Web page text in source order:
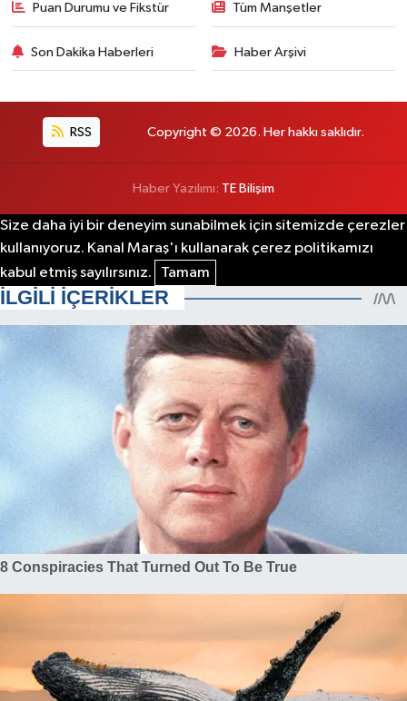
Puan Durumu ve Fikstür Tüm Manşetler
Son Dakika Haberleri Haber Arşivi
RSS Copyright © 2026. Her hakkı saklıdır.
Haber Yazılımı: TE Bilişim
Size daha iyi bir deneyim sunabilmek için sitemizde çerezler
kullanıyoruz. Kanal Maraş'ı kullanarak çerez politikamızı
kabul etmiş sayılırsınız.
Tamam